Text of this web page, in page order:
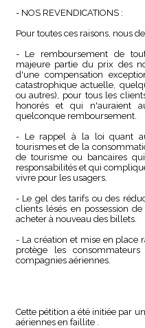
- NOS REVENDICATIONS :
Pour toutes ces raisons, nous
- Le remboursement de
majeure partie du prix des
d'une compensation
catastrophique actuelle,
ou autres), pour tous les
honorés et qui n'auraient
quelconque remboursement.
- Le rappel à la loi quant
tourismes et de la
de tourisme ou bancaires
responsabilités et qui
vivre pour les usagers.
- Le gel des tarifs ou des
clients lésés en possession
acheter à nouveau des billets.
- La création et mise en place
protège les
compagnies aériennes.
Cette pétition a été initiée par
aériennes en faillite .